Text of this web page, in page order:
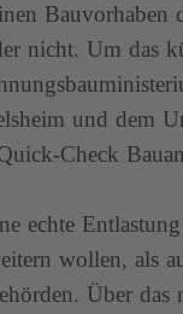
Bauvorhaben
nicht. Um das
und dem
Check
echte
wollen, als
Über das